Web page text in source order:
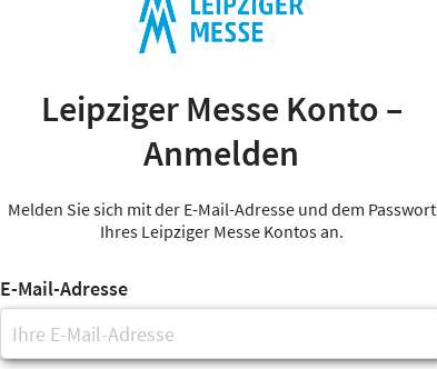
Leipziger Messe Konto –
Anmelden
Melden Sie sich mit der E-Mail-Adresse und dem Passwort
Ihres Leipziger Messe Kontos an.
E-Mail-Adresse